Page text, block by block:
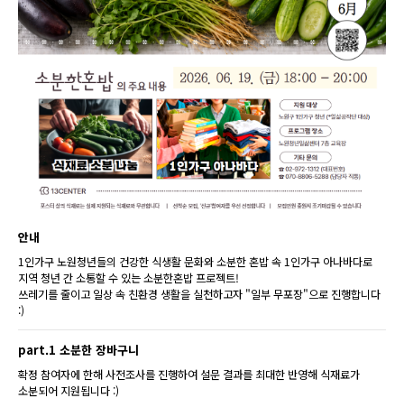
안내
1인가구 노원청년들의 건강한 식생활 문화와 소분한 혼밥 속 1인가구 아나바다로
지역 청년 간 소통할 수 있는 소분한혼밥 프로젝트!
쓰레기를 줄이고 일상 속 친환경 생활을 실천하고자 "일부 무포장"으로 진행합니다
:)
part.1 소분한 장바구니
확정 참여자에 한해 사전조사를 진행하여 설문 결과를 최대한 반영해 식재료가
소분되어 지원됩니다 :)